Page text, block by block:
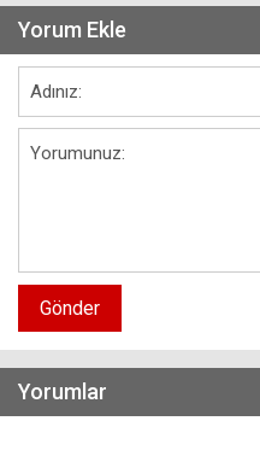
Yorum Ekle
Gönder
Yorumlar